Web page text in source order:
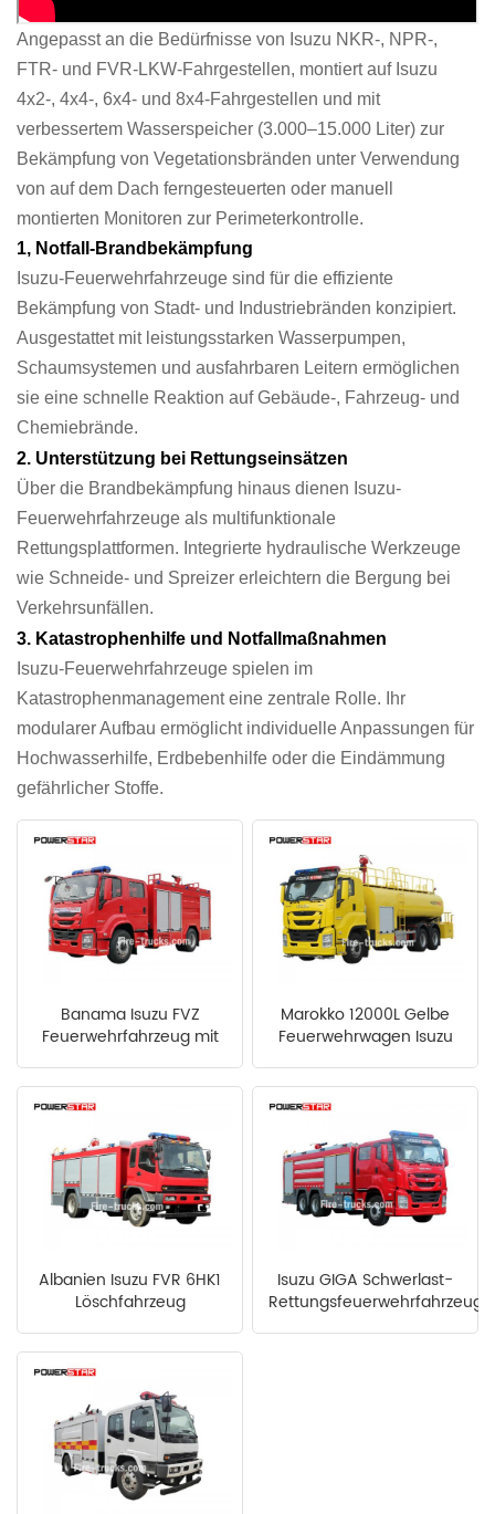
Angepasst an die Bedürfnisse von Isuzu NKR-, NPR-,
FTR- und FVR-LKW-Fahrgestellen, montiert auf Isuzu
4x2-, 4x4-, 6x4- und 8x4-Fahrgestellen und mit
verbessertem Wasserspeicher (3.000–15.000 Liter) zur
Bekämpfung von Vegetationsbränden unter Verwendung
von auf dem Dach ferngesteuerten oder manuell
montierten Monitoren zur Perimeterkontrolle.
1, Notfall-Brandbekämpfung
Isuzu-Feuerwehrfahrzeuge sind für die effiziente
Bekämpfung von Stadt- und Industriebränden konzipiert.
Ausgestattet mit leistungsstarken Wasserpumpen,
Schaumsystemen und ausfahrbaren Leitern ermöglichen
sie eine schnelle Reaktion auf Gebäude-, Fahrzeug- und
Chemiebrände.
2. Unterstützung bei Rettungseinsätzen
Über die Brandbekämpfung hinaus dienen Isuzu-
Feuerwehrfahrzeuge als multifunktionale
Rettungsplattformen. Integrierte hydraulische Werkzeuge
wie Schneide- und Spreizer erleichtern die Bergung bei
Verkehrsunfällen.
3. Katastrophenhilfe und Notfallmaßnahmen
Isuzu-Feuerwehrfahrzeuge spielen im
Katastrophenmanagement eine zentrale Rolle. Ihr
modularer Aufbau ermöglicht individuelle Anpassungen für
Hochwasserhilfe, Erdbebenhilfe oder die Eindämmung
gefährlicher Stoffe.
Banama Isuzu FVZ
Feuerwehrfahrzeug mit
Marokko 12000L Gelbe
Feuerwehrwagen Isuzu
Albanien Isuzu FVR 6HK1
Löschfahrzeug
Isuzu GIGA Schwerlast-
Rettungsfeuerwehrfahrzeug